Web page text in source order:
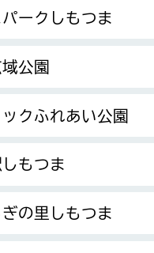
パークしもつま
公園
クふれあい公園
もつま
の里しもつま